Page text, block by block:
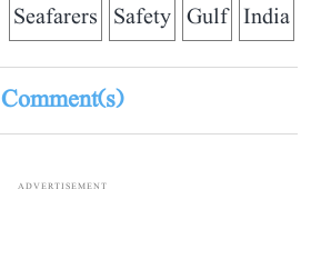
India
Gulf
Safety
Seafarers
Comment(s)
ADVERTISEMENT